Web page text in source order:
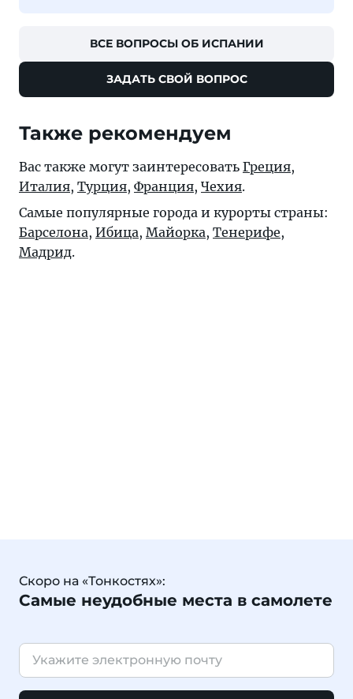
ВСЕ ВОПРОСЫ ОБ ИСПАНИИ
ЗАДАТЬ СВОЙ ВОПРОС
Также рекомендуем
Вас также могут заинтересовать Греция,
Италия, Турция, Франция, Чехия.
Самые популярные города и курорты страны:
Барселона, Ибица, Майорка, Тенерифе,
Мадрид.
Скоро на «Тонкостях»:
Самые неудобные места в самолете